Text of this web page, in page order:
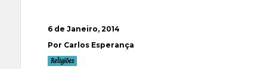
6 de Janeiro, 2014
Por Carlos Esperança
Religiões